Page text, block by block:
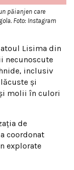
păianjen care
Foto: Instagram
Lisima din
necunoscute
inclusiv
și
molii în culori
de
coordonat
explorate